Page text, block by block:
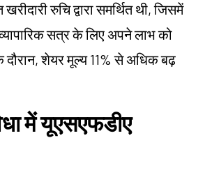
रुचि द्वारा समर्थित थी, जिसमें
सत्र के लिए अपने लाभ को
शेयर मूल्य11% से अधिकबढ़
में यूएसएफडीए